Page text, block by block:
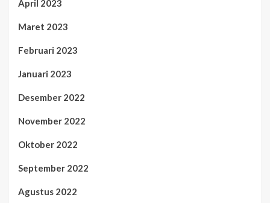
April 2023
Maret 2023
Februari 2023
Januari 2023
Desember 2022
November 2022
Oktober 2022
September 2022
Agustus 2022